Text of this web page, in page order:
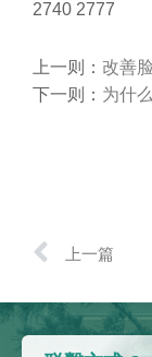
2740 2777
上一则： 改善
下一则： 为什
上一篇